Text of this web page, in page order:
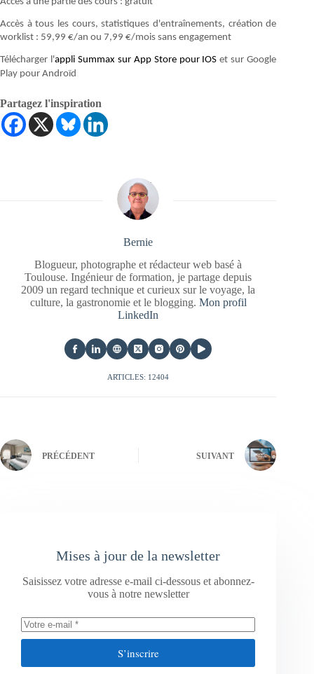
Accès à tous les cours, statistiques d'entraînements, création de
worklist : 59,99 €/an ou 7,99 €/mois sans engagement
Télécharger l'appli Summax sur App Store pour IOS et sur Google
Play pour Androïd
Partagez l'inspiration
Bernie
Blogueur, photographe et rédacteur web basé à
Toulouse. Ingénieur de formation, je partage depuis
2009 un regard technique et curieux sur le voyage, la
culture, la gastronomie et le blogging. Mon profil
LinkedIn
ARTICLES: 12404
PRÉCÉDENT SUIVANT
Mises à jour de la newsletter
Saisissez votre adresse e-mail ci-dessous et abonnez-
vous à notre newsletter
S’inscrire